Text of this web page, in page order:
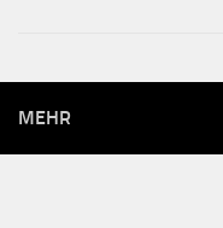
MEHR